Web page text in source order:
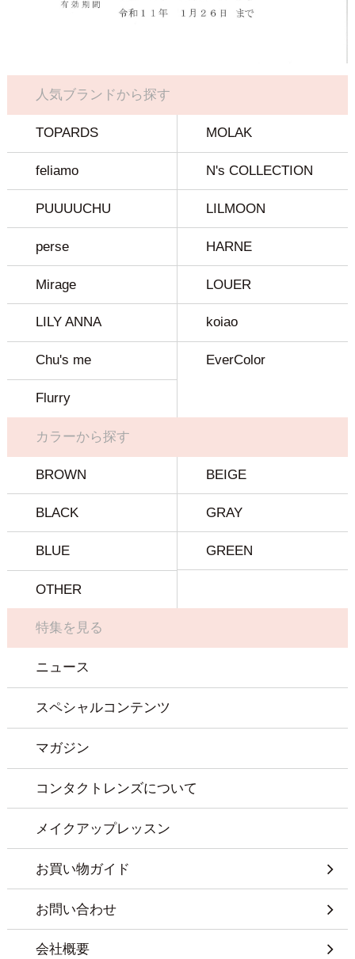
人気ブランドから探す
TOPARDS MOLAK
feliamo N's COLLECTION
PUUUUCHU LILMOON
perse HARNE
Mirage LOUER
LILY ANNA koiao
Chu's me EverColor
Flurry
カラーから探す
BROWN BEIGE
BLACK GRAY
BLUE GREEN
OTHER
特集を見る
ニュース
スペシャルコンテンツ
マガジン
コンタクトレンズについて
メイクアップレッスン
お買い物ガイド
お問い合わせ
会社概要